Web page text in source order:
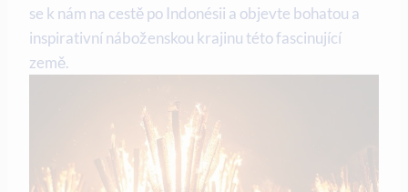
se k nám na cestě po Indonésii a objevte bohatou a
inspirativní náboženskou krajinu této fascinující
země.